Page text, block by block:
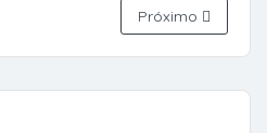
Próximo